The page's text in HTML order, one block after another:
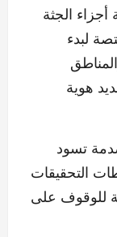
الجثة
لبدء
هوية
تسود
التحقيقات
للوقوف على